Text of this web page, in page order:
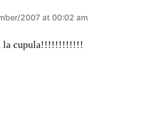
2007 at 00:02 am
la cupula!!!!!!!!!!!!